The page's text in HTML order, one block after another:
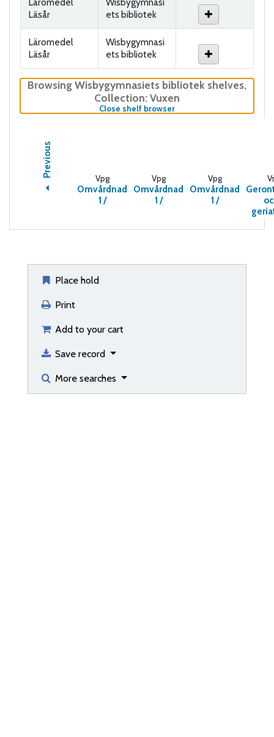
Läromedel
Läsår
Wisbygymnasi
ets bibliotek
Läromedel
Läsår
Wisbygymnasi
ets bibliotek
Browsing Wisbygymnasiets bibliotek shelves,
Collection: Vuxen
Close shelf browser(Hides shelf browser)
Previous Vpg
Omvårdnad
1 /
Vpg
Omvårdnad
1 /
Vpg
Omvårdnad
1 /
Place hold
Print
Add to your cart
Save record
More searches